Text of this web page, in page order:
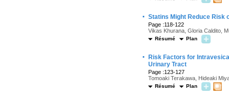
· Statins Might Reduce Risk
Page :118-122
Vikas Khurana, Gloria Caldito,
Résumé Plan
·
Risk Factors for
Urinary Tract
Page :123-127
Tomoaki Terakawa, Hideaki
Résumé Plan